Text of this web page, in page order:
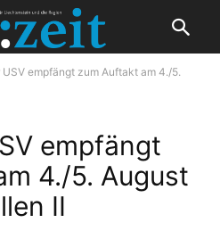
USV empfängt zum Auftakt am 4./5.
empfängt
4./5. August
II